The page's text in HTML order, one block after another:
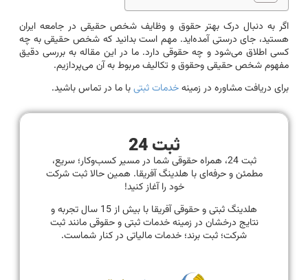
اگر به دنبال درک بهتر حقوق و وظایف شخص حقیقی در جامعه ایران
هستید، جای درستی آمده‌اید. مهم است بدانید که شخص حقیقی به چه
کسی اطلاق می‌شود و چه حقوقی دارد. ما در این مقاله به بررسی دقیق
مفهوم شخص حقیقی وحقوق و تکالیف مربوط به آن می‌پردازیم.
برای دریافت مشاوره در زمینهخدمات ثبتیبا ما در تماس باشید.
ثبت 24
ثبت 24، همراه حقوقی شما در مسیر کسب‌وکار؛ سریع،
مطمئن و حرفه‌ای با هلدینگ آفریقا. همین حالا ثبت شرکت
خود را آغاز کنید!
هلدینگ ثبتی و حقوقی آفریقا با بیش از 15 سال تجربه و
نتایج درخشان در زمینه خدمات ثبتی و حقوقی مانند ثبت
شرکت؛ ثبت برند؛ خدمات مالیاتی در کنار شماست.